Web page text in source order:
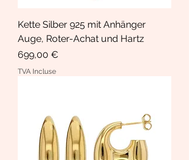
Kette Silber 925 mit Anhänger
Auge, Roter-Achat und Hartz
Prix
699,00 €
TVA Incluse